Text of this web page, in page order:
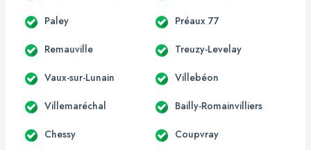
Paley Préaux 77
Remauville Treuzy-Levelay
Vaux-sur-Lunain Villebéon
Villemaréchal Bailly-Romainvilliers
Chessy Coupvray